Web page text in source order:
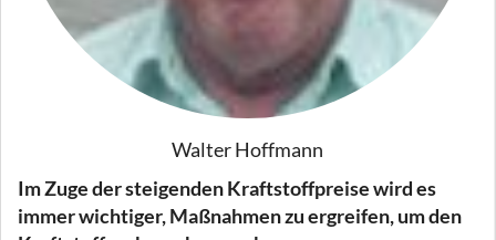
Walter Hoffmann
Im Zuge der steigenden Kraftstoffpreise wird es
immer wichtiger, Maßnahmen zu ergreifen, um den